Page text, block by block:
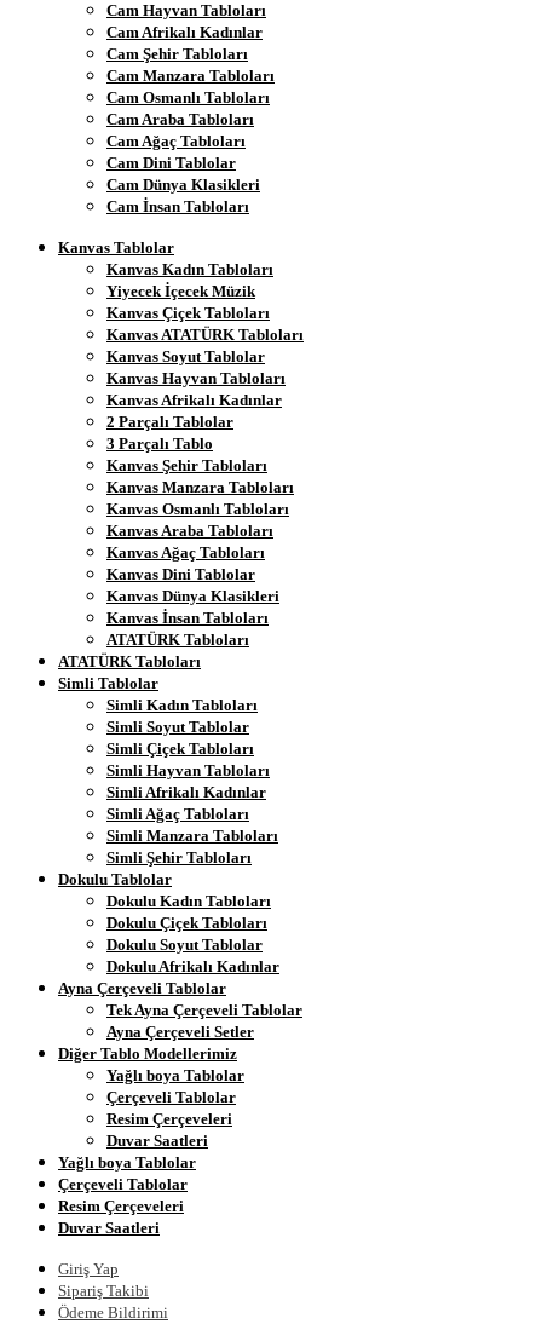
Cam Hayvan Tabloları
Cam Afrikalı Kadınlar
Cam Şehir Tabloları
Cam Manzara Tabloları
Cam Osmanlı Tabloları
Cam Araba Tabloları
Cam Ağaç Tabloları
Cam Dini Tablolar
Cam Dünya Klasikleri
Cam İnsan Tabloları
Kanvas Tablolar
Kanvas Kadın Tabloları
Yiyecek İçecek Müzik
Kanvas Çiçek Tabloları
Kanvas ATATÜRK Tabloları
Kanvas Soyut Tablolar
Kanvas Hayvan Tabloları
Kanvas Afrikalı Kadınlar
2 Parçalı Tablolar
3 Parçalı Tablo
Kanvas Şehir Tabloları
Kanvas Manzara Tabloları
Kanvas Osmanlı Tabloları
Kanvas Araba Tabloları
Kanvas Ağaç Tabloları
Kanvas Dini Tablolar
Kanvas Dünya Klasikleri
Kanvas İnsan Tabloları
ATATÜRK Tabloları
ATATÜRK Tabloları
Simli Tablolar
Simli Kadın Tabloları
Simli Soyut Tablolar
Simli Çiçek Tabloları
Simli Hayvan Tabloları
Simli Afrikalı Kadınlar
Simli Ağaç Tabloları
Simli Manzara Tabloları
Simli Şehir Tabloları
Dokulu Tablolar
Dokulu Kadın Tabloları
Dokulu Çiçek Tabloları
Dokulu Soyut Tablolar
Dokulu Afrikalı Kadınlar
Ayna Çerçeveli Tablolar
Tek Ayna Çerçeveli Tablolar
Ayna Çerçeveli Setler
Diğer Tablo Modellerimiz
Yağlı boya Tablolar
Çerçeveli Tablolar
Resim Çerçeveleri
Duvar Saatleri
Yağlı boya Tablolar
Çerçeveli Tablolar
Resim Çerçeveleri
Duvar Saatleri
Giriş Yap
Sipariş Takibi
Ödeme Bildirimi